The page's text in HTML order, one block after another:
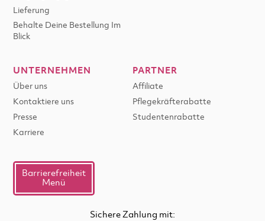
Lieferung
Behalte Deine Bestellung Im
Blick
UNTERNEHMEN
Über uns
Kontaktiere uns
Presse
Karriere
PARTNER
Affiliate
Pflegekräfterabatte
Studentenrabatte
Barrierefreiheit
Menü
Sichere Zahlung mit: